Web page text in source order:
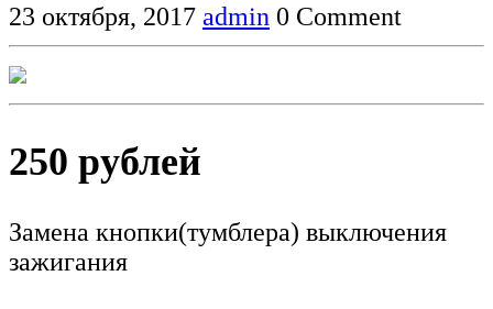
23 октября, 2017 admin 0 Comment
250 рублей
Замена кнопки(тумблера) выключения
зажигания